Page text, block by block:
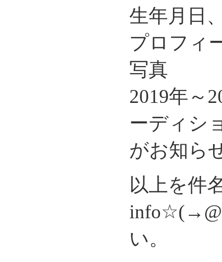
生年月日
プロフィ
写真
2019年～
ーディシ
がお知ら
以上を件
い。